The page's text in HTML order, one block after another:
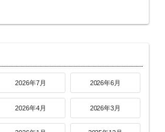
2026年7月 2026年6月
2026年4月 2026年3月